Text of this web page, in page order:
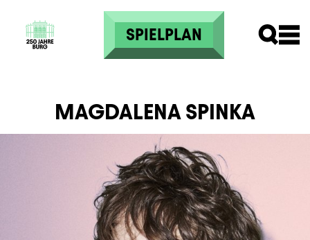
Direkt zum Inhalt
SPIELPLAN
MAGDALENA SPINKA